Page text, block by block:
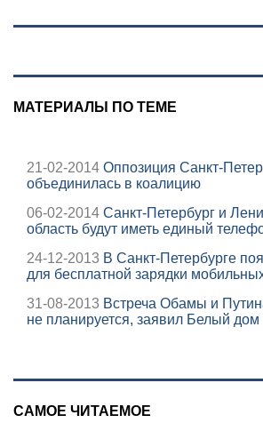
МАТЕРИАЛЫ ПО ТЕМЕ
21-02-2014 Оппозиция Санкт-
объединилась в коалицию
06-02-2014 Санкт-Петербург и
область будут иметь единый
24-12-2013 В Санкт-Петербурге
для бесплатной зарядки
31-08-2013 Встреча Обамы и
не планируется, заявил Белый дом
САМОЕ ЧИТАЕМОЕ